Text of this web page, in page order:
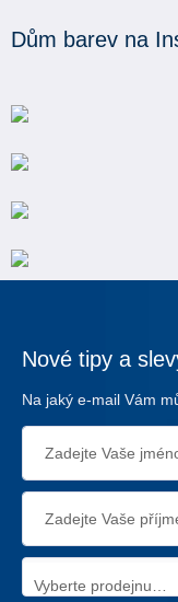
Dům barev na
Nové tipy a
Na jaký e-mail Vám
Vyberte prodejnu…